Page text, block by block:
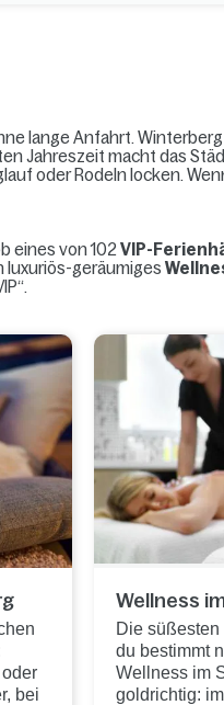
lange Anfahrt.
Jahreszeit macht das
oder Rodeln locken.
eines von 102VIP-
luxuriös-geräumiges
bei
Wellness
Die
du bestimmt
Wellness im
goldrichtig: im